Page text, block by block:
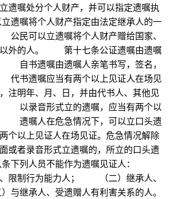
遗嘱处分个人财产，并可以指定遗嘱执
嘱将个人财产指定由法定继承人的一
民可以立遗嘱将个人财产赠给国家、
以外的人。 第十七条公证遗嘱由遗嘱
自书遗嘱由遗嘱人亲笔书写，签名，
书遗嘱应当有两个以上见证人在场见
注明年、月、日，并由代书人、其他见
以录音形式立的遗嘱，应当有两个以
遗嘱人在危急情况下，可以立口头遗
个以上见证人在场见证。危急情况解除
或者录音形式立遗嘱的，所立的口头遗
下列人员不能作为遗嘱见证人：
、限制行为能力人； （二）继承人、
继承人、受遗赠人有利害关系的人。